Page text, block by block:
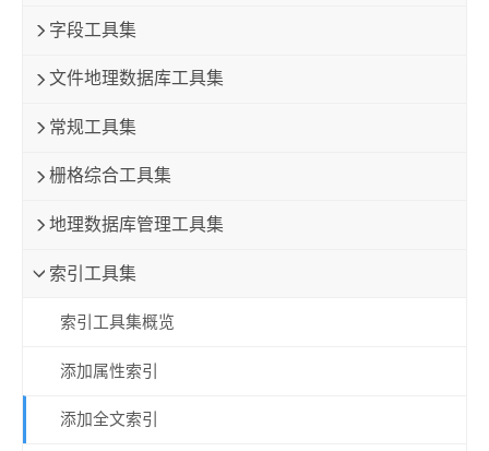
字段工具集
文件地理数据库工具集
常规工具集
栅格综合工具集
地理数据库管理工具集
索引工具集
索引工具集概览
添加属性索引
添加全文索引